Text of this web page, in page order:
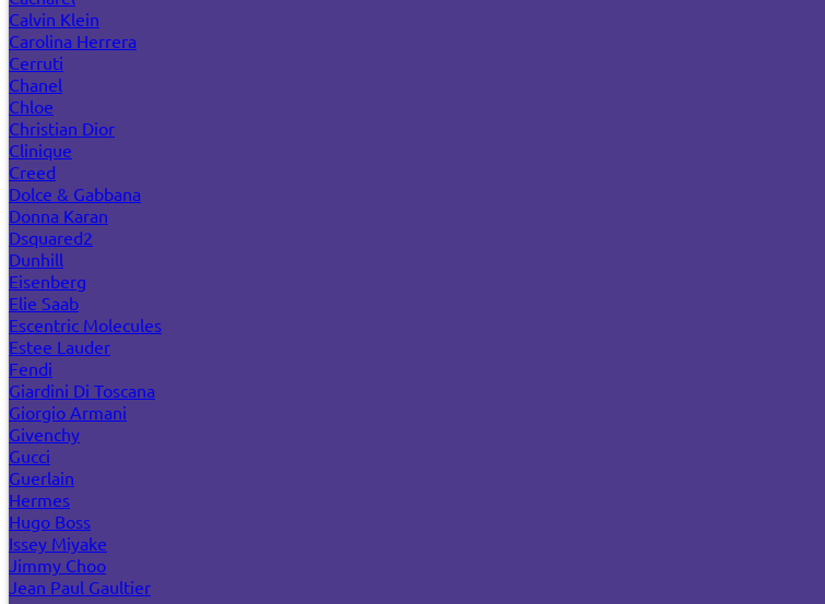
Calvin Klein
Carolina Herrera
Cerruti
Chanel
Chloe
Christian Dior
Clinique
Creed
Dolce & Gabbana
Donna Karan
Dsquared2
Dunhill
Eisenberg
Elie Saab
Escentric Molecules
Estee Lauder
Fendi
Giardini Di Toscana
Giorgio Armani
Givenchy
Gucci
Guerlain
Hermes
Hugo Boss
Issey Miyake
Jimmy Choo
Jean Paul Gaultier